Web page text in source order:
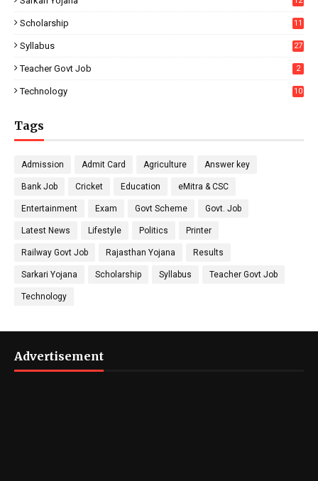
Scholarship 11
Syllabus 27
Teacher Govt Job 2
Technology 10
Tags
Admission Admit Card Agriculture Answer key
Bank Job Cricket Education eMitra & CSC
Entertainment Exam Govt Scheme Govt. Job
Latest News Lifestyle Politics Printer
Railway Govt Job Rajasthan Yojana Results
Sarkari Yojana Scholarship Syllabus Teacher Govt Job
Technology
Advertisement